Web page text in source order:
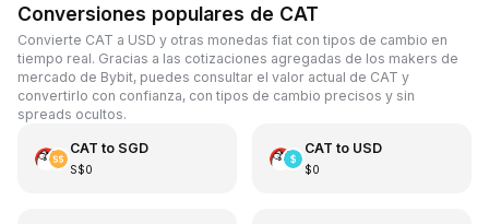
Conversiones populares de CAT
Convierte CAT a USD y otras monedas fiat con tipos de cambio en
tiempo real. Gracias a las cotizaciones agregadas de los makers de
mercado de Bybit, puedes consultar el valor actual de CAT y
convertirlo con confianza, con tipos de cambio precisos y sin
spreads ocultos.
CAT to SGD
S$0
CAT to USD
$0